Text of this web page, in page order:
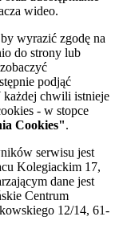
wideo.
wyrazić zgodę na
do strony lub
podjąć
każdej chwili istnieje
- w stopce
Cookies".
serwisu jest
Kolegiackim 17,
dane jest
Centrum
12/14, 61-